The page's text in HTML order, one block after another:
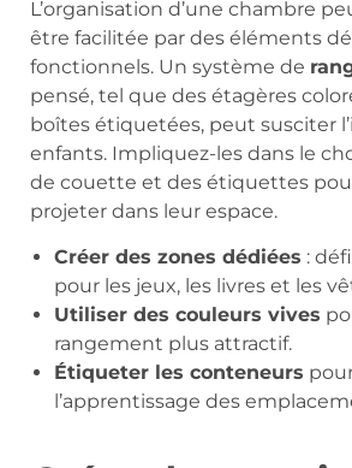
L’organisation d’une chambre
être facilitée par des éléments
fonctionnels. Un système de
pensé, tel que des étagères
boîtes étiquetées, peut susciter
enfants. Impliquez-les dans le
de couette et des étiquettes
projeter dans leur espace.
Créer des zones dédiées :
pour les jeux, les livres et les
Utiliser des couleurs vives
rangement plus attractif.
Étiqueter les conteneurs
l’apprentissage des